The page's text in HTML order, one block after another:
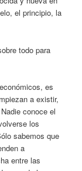
el principio, la
todo para
es
a existir,
conoce el
los
sabemos que
a
entre las